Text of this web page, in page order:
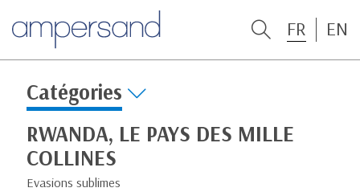
FR EN
Catégories
RWANDA, LE PAYS DES MILLE
COLLINES
Evasions sublimes